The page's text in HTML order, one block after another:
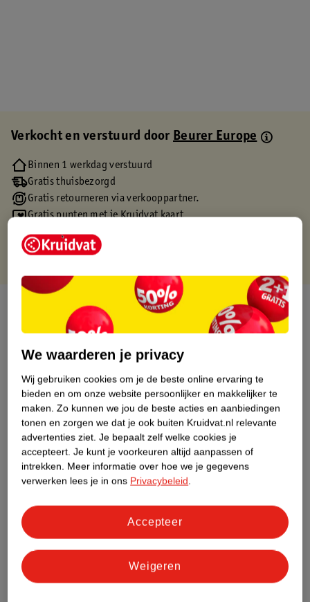
Verkocht en verstuurd doorBeurer Europe
Binnen 1 werkdag verstuurd
Gratis thuisbezorgd
Gratis retourneren via verkooppartner.
Gratis punten met je Kruidvat kaart
Over dit product
Productinformatie
Etiketinformatie
Nature Impact Score
Dit product heeft (nog) geen Nature
Impact Score.
Meer informatie
Bestel & Bezorginformatie
Bekijk ook
We waarderen je privacy
Wij gebruiken cookies om je de beste online ervaring te
bieden en om onze website persoonlijker en makkelijker te
maken. Zo kunnen we jou de beste acties en aanbiedingen
tonen en zorgen we dat je ook buiten Kruidvat.nl relevante
advertenties ziet. Je bepaalt zelf welke cookies je
accepteert. Je kunt je voorkeuren altijd aanpassen of
intrekken. Meer informatie over hoe we je gegevens
verwerken lees je in ons Privacybeleid.
Weigeren
Accepteer